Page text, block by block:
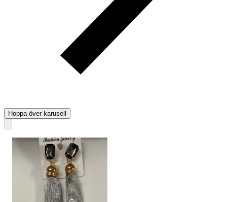
Hoppa över karusell